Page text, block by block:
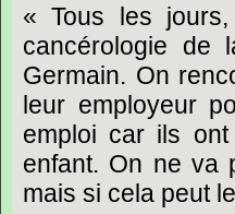
« Tous les
cancérologie de
Germain. On
leur employeur
emploi car ils
enfant. On ne va
mais si cela peut